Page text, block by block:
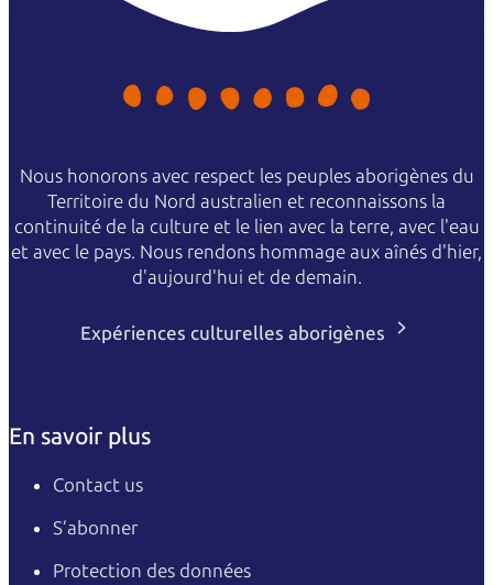
Nous honorons avec respect les peuples aborigènes du
Territoire du Nord australien et reconnaissons la
continuité de la culture et le lien avec la terre, avec l'eau
et avec le pays. Nous rendons hommage aux aînés d'hier,
d'aujourd'hui et de demain.
Expériences culturelles aborigènes
En savoir plus
Contact us
S’abonner
Protection des données